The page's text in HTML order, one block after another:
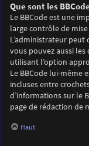
Que sont les
Le BBCode est une
large contrôle de
L’administrateur peut
vous pouvez aussi les
utilisant l’option
Le BBCode lui-même
incluses entre
d’informations sur le
page de rédaction de
Haut